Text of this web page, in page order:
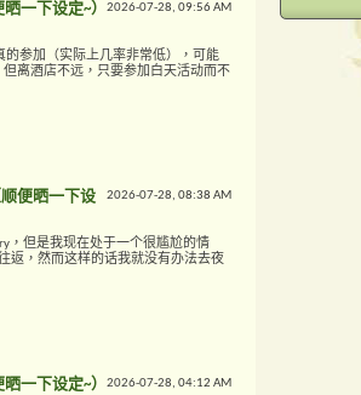
2026-07-28, 09:56 AM
一下设定~）
的参加（实际上几率非常低），可能
离酒店不远，只要参加白天活动而不
2026-07-28, 08:38 AM
便晒一下设
，但是我现在处于一个很尴尬的情
返，然而这样的话我就没有办法去夜
2026-07-28, 04:12 AM
一下设定~）